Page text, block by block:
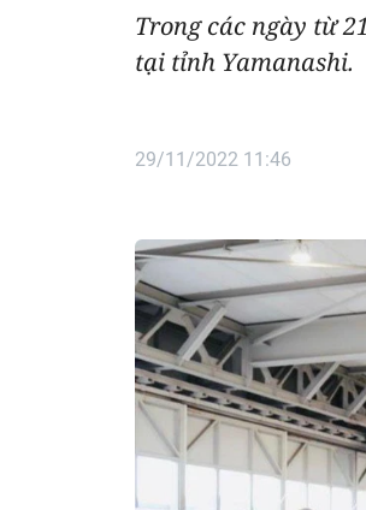
Trong các ngày từ
tại tỉnh Yamanashi.
29/11/2022 11:46